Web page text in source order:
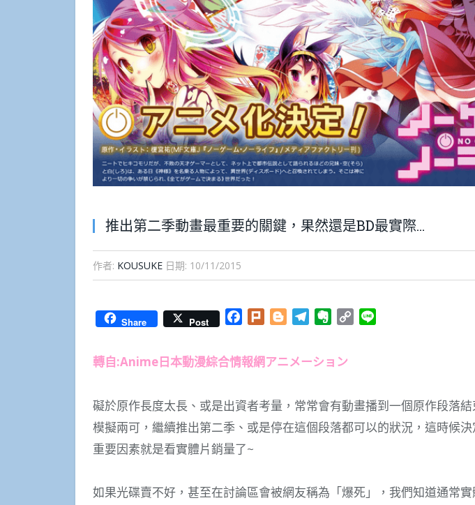
推出第二季動畫最重要的關鍵，果然還是BD最實際…
作者: KOUSUKE 日期: 10/11/2015
Share Post Facebook
Plurk BloggerTelegramEvernote
Copy
轉自:Anime日本動漫綜合情報網アニメーション
礙於原作長度太長、或是出資者考量，常常會有動畫播到一個原作段落
模擬兩可，繼續推出第二季、或是停在這個段落都可以的狀況，這時候
重要因素就是看實體片銷量了~
如果光碟賣不好，甚至在討論區會被網友稱為「爆死」，我們知道通常實